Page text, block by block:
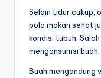
In
o
M
Selain tidur cukup,
pola makan sehat
kondisi tubuh.
mengonsumsi buah.
Buah mengandung